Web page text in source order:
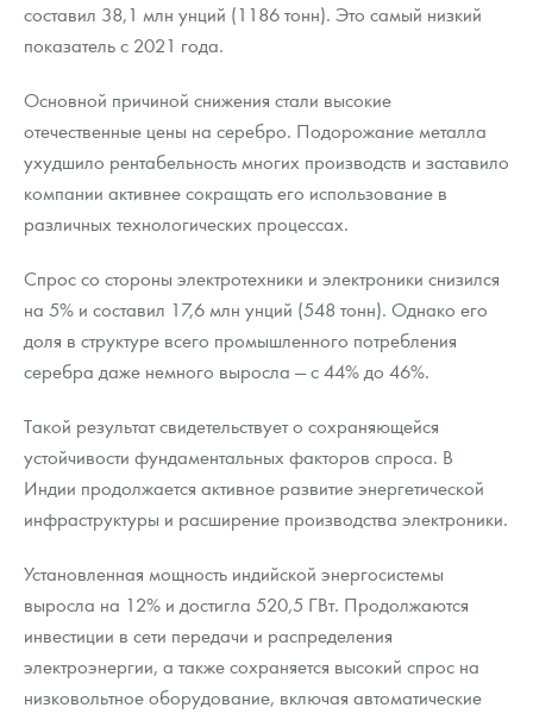
Флот: ледоколы и корабли
Ювелирные изделия
Золотая карманная галерея
Наборы подарочных и коллекционных монет
Монеты и жетоны из недрагоценных металлов
Политика конфиденциальности
Положение по обработке и защите персональных данных
составил 38,1 млн унций (1186 тонн). Это самый низкий
показатель с 2021 года.
Основной причиной снижения стали высокие
отечественные цены на серебро. Подорожание металла
ухудшило рентабельность многих производств и заставило
компании активнее сокращать его использование в
различных технологических процессах.
Спрос со стороны электротехники и электроники снизился
на 5% и составил 17,6 млн унций (548 тонн). Однако его
доля в структуре всего промышленного потребления
серебра даже немного выросла — с 44% до 46%.
Такой результат свидетельствует о сохраняющейся
устойчивости фундаментальных факторов спроса. В
Индии продолжается активное развитие энергетической
инфраструктуры и расширение производства электроники.
Установленная мощность индийской энергосистемы
выросла на 12% и достигла 520,5 ГВт. Продолжаются
инвестиции в сети передачи и распределения
электроэнергии, а также сохраняется высокий спрос на
низковольтное оборудование, включая автоматические